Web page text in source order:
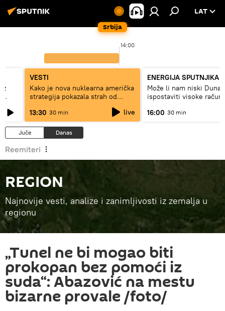
Srbija
LAT
14:00
VESTI
Kako je nova nuklearna američka
strategija pokazala strah od
13:30 30 min live
ENERGIJA SPUTNJIKA
Može li nam niski Dunav
ispostaviti visoke
16:00 30 min
Juče Danas
Reemiteri
REGION
Najnovije vesti, analize i zanimljivosti iz zemalja u
regionu
„Tunel ne bi mogao biti
prokopan bez pomoći iz
suda“: Abazović na mestu
bizarne provale /foto/